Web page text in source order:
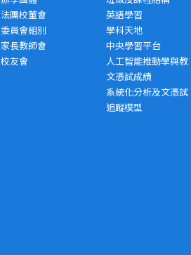
法團校董會
委員會組別
家長教師會
校友會
英語學習
學科天地
中央學習平台
人工智能推動學與教
文憑試成績
系統化分析及文憑試
追蹤模型